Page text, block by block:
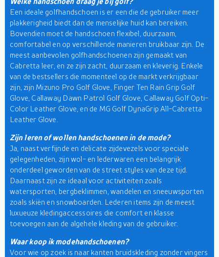
Een ideale golfhandschoen is er een die de gebruiker meer
plakkerigheid biedt dan de menselijke huid kan bereiken.
Bovendien moet de handschoen flexibel, duurzaam,
comfortabel en op verschillende manieren bruikbaar zijn. De
meest aanbevolen golfhandschoenen zijn gemaakt van
Cabretta leer, en ze zijn zacht, duurzaam en kleverig. Enkele
van de bestsellers die momenteel op de markt verkrijgbaar
zijn, zijn Mizuno Pro Golf Glove, Finger Ten Rain Grip Golf
Glove, Callaway Dawn Patrol Golf Glove, Callaway Golf Opti-
Color Leather Glove, en de MG Golf DynaGrip All-Cabretta
Leather Glove.
Zijn leren of wollen handschoenen in de mode?
Ja, naast verfijnde en delicate zijdevezels voor speciale
gelegenheden, zijn wol- en lederwaren een belangrijk
onderdeel geworden van de street styles van deze tijd.
Daarnaast zijn ze ideaal voor activiteiten zoals
watersporten, bergbeklimmen, wandelen en sneeuwsporten
zoals skiën en snowboarden. Lederen items zijn de meest
luxueuze kledingaccessoires die comfort en klasse
toevoegen aan de algehele kleding van de gebruiker.
Waar koop ik modehandschoenen?
Voor wie op zoek is naar kanten bruidskleding zonder vingers